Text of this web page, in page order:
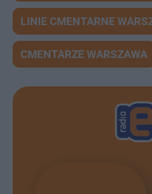
LINIE CMENTARNE
CMENTARZE WARSZAWA